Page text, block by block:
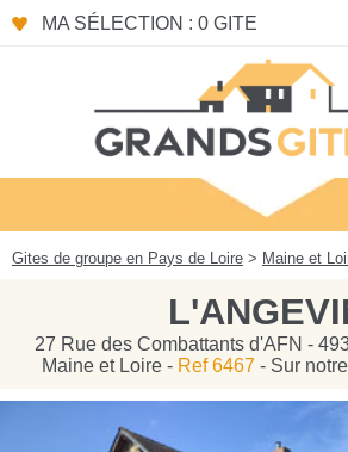
MA SÉLECTION : 0 GITE
Gites de groupe en Pays de Loire > Maine et
27 Rue des Combattants d'AFN -
Maine et Loire - Ref 6467 - Sur
Panneau de gestion des cookies